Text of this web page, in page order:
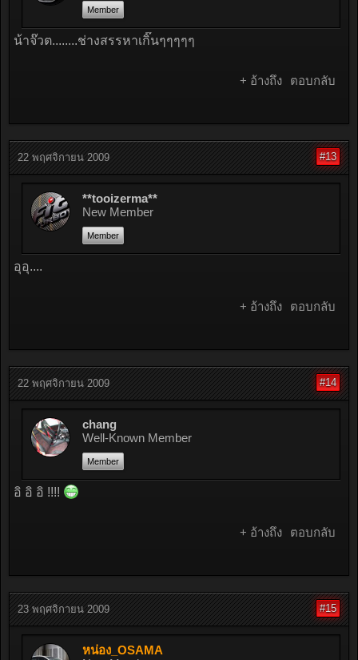
Member
น้าจ๊วต........ช่างสรรหาเกิ๊นๆๆๆๆๆ
+ อ้างถึง ตอบกลับ
22 พฤศจิกายน 2009 #13
**tooizerma**
New Member
Member
อุอุ....
+ อ้างถึง ตอบกลับ
22 พฤศจิกายน 2009 #14
chang
Well-Known Member
Member
อิ อิ อิ !!!!
+ อ้างถึง ตอบกลับ
23 พฤศจิกายน 2009 #15
หน่อง_OSAMA